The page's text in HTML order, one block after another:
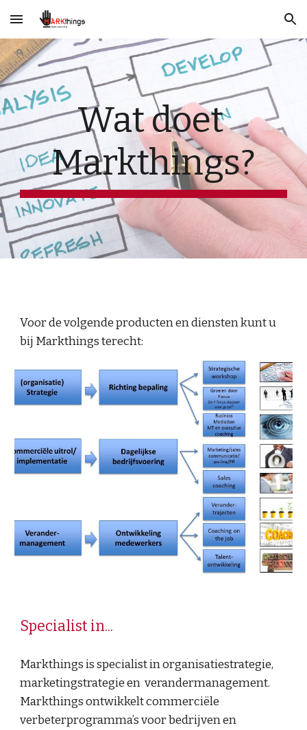
Skip to main content Skip to navigation
Wat doet
Markthings?
Voor de volgende producten en diensten kunt u
bij Markthings terecht:
Specialist in...
Markthings is specialist in organisatiestrategie,
marketingstrategie en  verandermanagement.
Markthings ontwikkelt commerciële
verbeterprogramma’s voor bedrijven en